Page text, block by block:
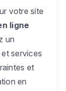
votre site
ligne
un
services
et
en